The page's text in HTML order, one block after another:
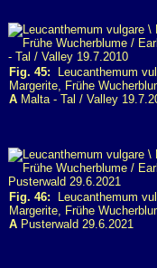
Fig. 45: Leucanthemum
Margerite, Frühe
A Malta - Tal / Valley
Fig. 46: Leucanthemum
Margerite, Frühe
A Pusterwald 29.6.2021